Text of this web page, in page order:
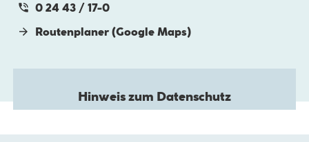
0 24 43 / 17-0
Routenplaner (Google Maps)
Hinweis zum Datenschutz